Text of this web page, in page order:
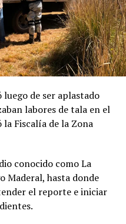
de ser aplastado
labores de tala en el
Fiscalía de la Zona
conocido como La
Maderal, hasta donde
el reporte e iniciar